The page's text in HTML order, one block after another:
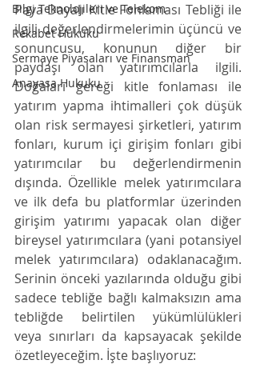
Bilgi Teknolojileri ve Telekom
Rekabet Hukuku
Sermaye Piyasaları ve Finansman
Anayasa Hukuku
Paya Dayalı Kitle Fonlaması Tebliği ile
ilgili değerlendirmelerimin üçüncü ve
sonuncusu, konunun diğer bir
paydaşı olan yatırımcılarla ilgili.
Doğaları gereği kitle fonlaması ile
yatırım yapma ihtimalleri çok düşük
olan risk sermayesi şirketleri, yatırım
fonları, kurum içi girişim fonları gibi
yatırımcılar bu değerlendirmenin
dışında. Özellikle melek yatırımcılara
ve ilk defa bu platformlar üzerinden
girişim yatırımı yapacak olan diğer
bireysel yatırımcılara (yani potansiyel
melek yatırımcılara) odaklanacağım.
Serinin önceki yazılarında olduğu gibi
sadece tebliğe bağlı kalmaksızın ama
tebliğde belirtilen yükümlülükleri
veya sınırları da kapsayacak şekilde
özetleyeceğim. İşte başlıyoruz: